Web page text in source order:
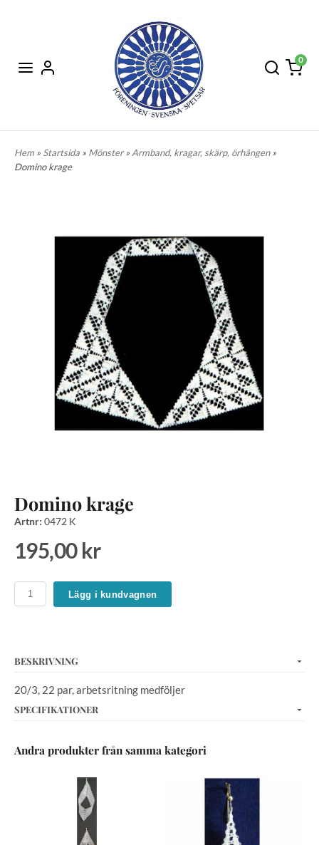
0
Hem » Startsida » Mönster»Armband, kragar, skärp, örhängen»
Domino krage
Domino krage
Artnr: 0472 K
195,00 kr
Lägg i kundvagnen
BESKRIVNING
20/3, 22 par, arbetsritning medföljer
SPECIFIKATIONER
Andra produkter från samma kategori